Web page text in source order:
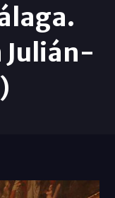
Julián-